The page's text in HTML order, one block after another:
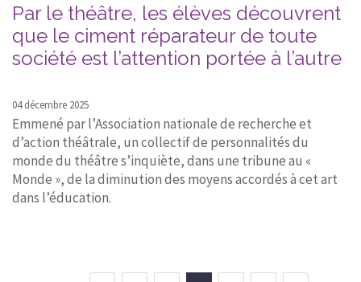
Par le théâtre, les élèves découvrent
que le ciment réparateur de toute
société est l’attention portée à l’autre
04 décembre 2025
Emmené par l’Association nationale de recherche et
d’action théâtrale, un collectif de personnalités du
monde du théâtre s’inquiète, dans une tribune au «
Monde », de la diminution des moyens accordés à cet art
dans l’éducation.